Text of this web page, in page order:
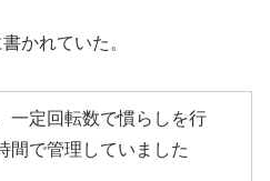
かれていた。
一定回転数で慣らしを行
間で管理していました